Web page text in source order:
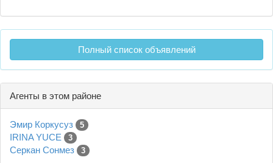
Полный список объявлений
Агенты в этом районе
Эмир Коркусуз 5
IRINA YUCE 3
Серкан Сонмез 3